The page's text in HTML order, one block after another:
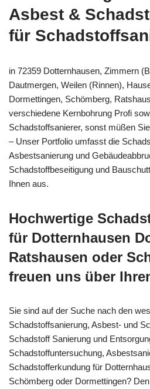
Asbest &
für
in 72359 Dotternhausen, Zimmern
Dautmergen, Weilen (Rinnen),
Dormettingen, Schömberg,
verschiedene Kernbohrung Profi
Schadstoffsanierer, sonst müßen
– Unser Portfolio umfasst die
Asbestsanierung und
Schadstoffbeseitigung und
Ihnen aus.
Hochwertige
für Dotternhausen
Ratshausen oder
freuen uns über
Sie sind auf der Suche nach den
Schadstoffsanierung, Asbest- und
Schadstoff Sanierung und
Schadstoffuntersuchung,
Schadstofferkundung für
Schömberg oder Dormettingen?